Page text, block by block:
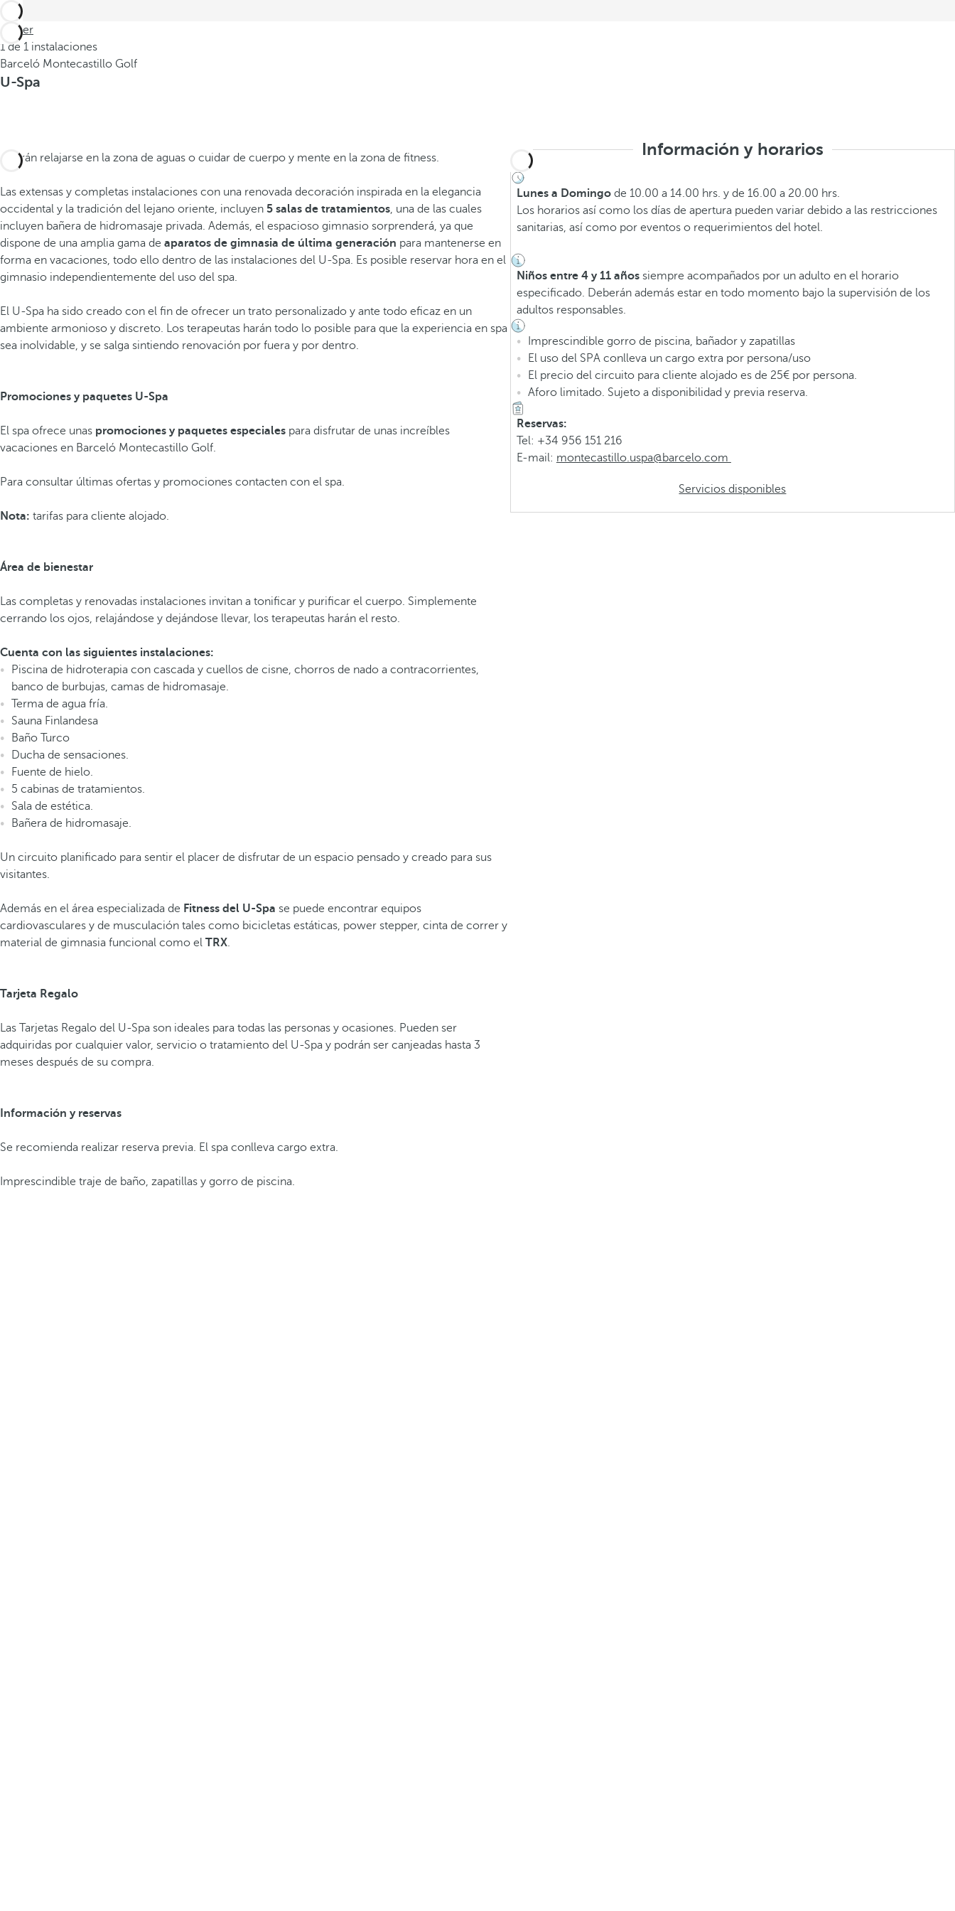
Volver
1 de 1 instalaciones
Barceló Montecastillo Golf
U-Spa
Podrán relajarse en la zona de aguas o cuidar de cuerpo y mente en la zona de fitness.
Las extensas y completas instalaciones con una renovada decoración inspirada en la elegancia
occidental y la tradición del lejano oriente, incluyen 5 salas de tratamientos, una de las cuales
incluyen bañera de hidromasaje privada. Además, el espacioso gimnasio sorprenderá, ya que
dispone de una amplia gama de aparatos de gimnasia de última generación para mantenerse en
forma en vacaciones, todo ello dentro de las instalaciones del U-Spa. Es posible reservar hora en el
gimnasio independientemente del uso del spa.
El U-Spa ha sido creado con el fin de ofrecer un trato personalizado y ante todo eficaz en un
ambiente armonioso y discreto. Los terapeutas harán todo lo posible para que la experiencia en spa
sea inolvidable, y se salga sintiendo renovación por fuera y por dentro.
Promociones y paquetes U-Spa
El spa ofrece unas promociones y paquetes especiales para disfrutar de unas increíbles
vacaciones en Barceló Montecastillo Golf.
Para consultar últimas ofertas y promociones contacten con el spa.
Nota: tarifas para cliente alojado.
Área de bienestar
Las completas y renovadas instalaciones invitan a tonificar y purificar el cuerpo. Simplemente
cerrando los ojos, relajándose y dejándose llevar, los terapeutas harán el resto.
Cuenta con las siguientes instalaciones:
Piscina de hidroterapia con cascada y cuellos de cisne, chorros de nado a contracorrientes,
banco de burbujas, camas de hidromasaje.
Terma de agua fría.
Sauna Finlandesa
Baño Turco
Ducha de sensaciones.
Fuente de hielo.
5 cabinas de tratamientos.
Sala de estética.
Bañera de hidromasaje.
Un circuito planificado para sentir el placer de disfrutar de un espacio pensado y creado para sus
visitantes.
Además en el área especializada de Fitness del U-Spa se puede encontrar equipos
cardiovasculares y de musculación tales como bicicletas estáticas, power stepper, cinta de correr y
material de gimnasia funcional como el TRX.
Tarjeta Regalo
Las Tarjetas Regalo del U-Spa son ideales para todas las personas y ocasiones. Pueden ser
adquiridas por cualquier valor, servicio o tratamiento del U-Spa y podrán ser canjeadas hasta 3
meses después de su compra.
Información y reservas
Se recomienda realizar reserva previa. El spa conlleva cargo extra.
Imprescindible traje de baño, zapatillas y gorro de piscina.
Información y horarios
Lunes a Domingode 10.00 a 14.00 hrs. y de 16.00 a 20.00 hrs.
Los horarios así como los días de apertura pueden variar debido a las restricciones
sanitarias, así como por eventos o requerimientos del hotel.
Niños entre 4 y 11 años siempre acompañados por un adulto en el horario
especificado. Deberán además estar en todo momento bajo la supervisión de los
adultos responsables.
Imprescindible gorro de piscina, bañador y zapatillas
El uso del SPA conlleva un cargo extra por persona/uso
El precio del circuito para cliente alojado es de 25€ por persona.
Aforo limitado. Sujeto a disponibilidad y previa reserva.
Reservas:
Tel: +34 956 151 216
E-mail: montecastillo.uspa@barcelo.com
Servicios disponibles